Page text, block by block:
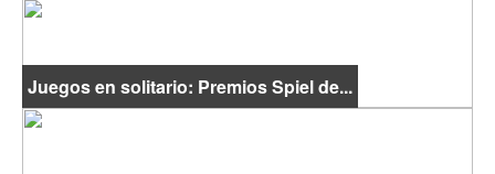
Juegos en solitario: Premios Spiel de...